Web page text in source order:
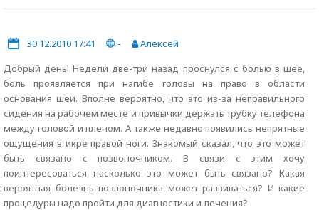
30.12.2010 17:41 -
Алексей
Добрый день! Недели две-три назад проснулся с болью в шее,
боль проявляется при нагибе головы на право в области
основания шеи. Вполне вероятно, что это из-за неправильного
сидения на рабочем месте и привычки держать трубку телефона
между головой и плечом. А также недавно появились непрятные
ощущения в икре правой ноги. Знакомый сказал, что это может
быть связано с позвоночником. В связи с этим хочу
поинтересоваться насколько это может быть связано? Какая
вероятная болезнь позвоночника может развиваться? И какие
процедуры надо пройти для диагностики и лечения?